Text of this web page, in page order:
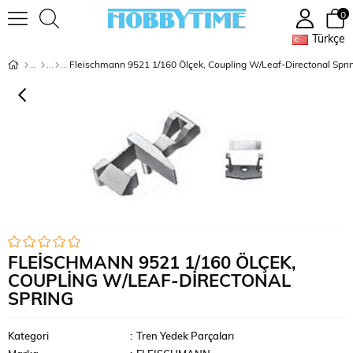
Türkçe
0
Fleischmann 9521 1/160 Ölçek, Coupling W/Leaf-Directonal
FLEISCHMANN 9521 1/160 ÖLÇEK,
COUPLING W/LEAF-DIRECTONAL
SPRING
Kategori :
Tren Yedek Parçaları